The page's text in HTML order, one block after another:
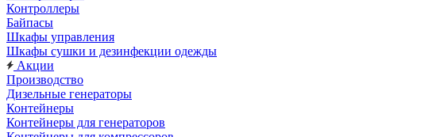
Контроллеры
Байпасы
Шкафы управления
Шкафы сушки и дезинфекции одежды
Акции
Производство
Дизельные генераторы
Контейнеры
Контейнеры для генераторов